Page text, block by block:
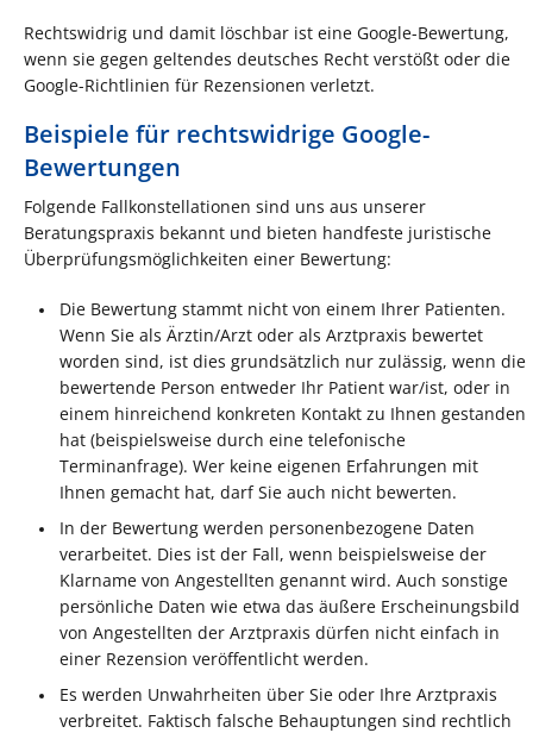
Rechtswidrig und damit löschbar ist eine Google-Bewertung,
wenn sie gegen geltendes deutsches Recht verstößt oder die
Google-Richtlinien für Rezensionen verletzt.
Beispiele für rechtswidrige Google-
Bewertungen
Folgende Fallkonstellationen sind uns aus unserer
Beratungspraxis bekannt und bieten handfeste juristische
Überprüfungsmöglichkeiten einer Bewertung:
Die Bewertung stammt nicht von einem Ihrer Patienten.
Wenn Sie als Ärztin/Arzt oder als Arztpraxis bewertet
worden sind, ist dies grundsätzlich nur zulässig, wenn die
bewertende Person entweder Ihr Patient war/ist, oder in
einem hinreichend konkreten Kontakt zu Ihnen gestanden
hat (beispielsweise durch eine telefonische
Terminanfrage). Wer keine eigenen Erfahrungen mit
Ihnen gemacht hat, darf Sie auch nicht bewerten.
In der Bewertung werden personenbezogene Daten
verarbeitet. Dies ist der Fall, wenn beispielsweise der
Klarname von Angestellten genannt wird. Auch sonstige
persönliche Daten wie etwa das äußere Erscheinungsbild
von Angestellten der Arztpraxis dürfen nicht einfach in
einer Rezension veröffentlicht werden.
Es werden Unwahrheiten über Sie oder Ihre Arztpraxis
verbreitet. Faktisch falsche Behauptungen sind rechtlich